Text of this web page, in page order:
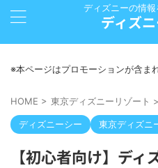
ディズニーの情報
ディズ
※本ページはプロモーションが含ま
HOME > 東京ディズニーリゾート >
ディズニーシー 東京ディズニ
【初心者向け】デ